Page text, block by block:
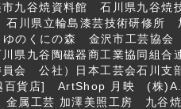
九谷焼資料館 石川県九谷焼
川県立輪島漆芸技術研修所
のくにの森 金沢市工芸協
九谷陶磁器商工業協同組
員会 公社）日本工芸会石川
百貨店] ArtShop 月映 (株
属工芸 加澤美照工房 九谷